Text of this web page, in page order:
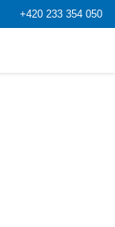
+420 233 354 050